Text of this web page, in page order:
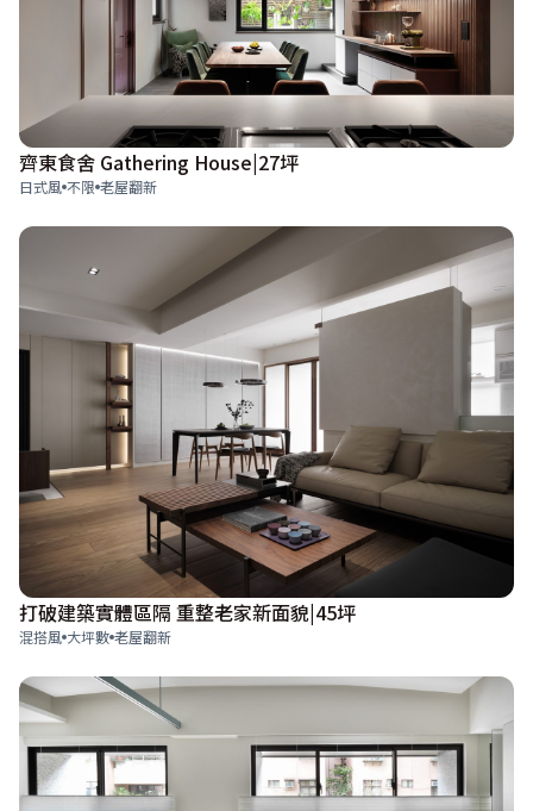
齊東食舍 Gathering House|27坪
日式風 不限 老屋翻新
打破建築實體區隔 重整老家新面貌|45坪
混搭風 大坪數 老屋翻新